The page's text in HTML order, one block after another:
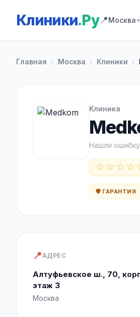
Клиники.Ру📍Москва ▼
Главная › Москва › Клиники ›
Клиника
Нашли
🛡️ ГАРАНТИЯ
📍АДРЕС
Алтуфьевское ш., 70,
этаж 3
Москва